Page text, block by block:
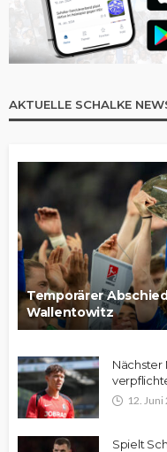
AKTUELLE SCHALKE
Temporärer
Wallentowitz
Nächster
12. Juni
Spielt